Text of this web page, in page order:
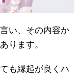
い、その内容か
ります。
も縁起が良くハ